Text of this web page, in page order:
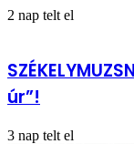
2 nap telt el
úr”!
3 nap telt el